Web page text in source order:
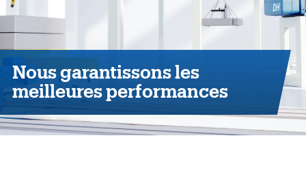
Nous garantissons les
meilleures performances